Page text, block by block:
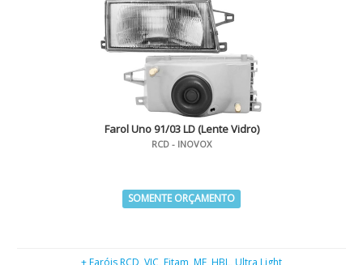
Farol Uno 91/03 LD (Lente Vidro)
RCD - INOVOX
SOMENTE ORÇAMENTO
+ Faróis RCD, VIC, Fitam, MF, HBL, Ultra Light